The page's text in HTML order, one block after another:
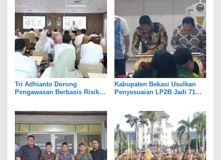
Tri Adhianto Dorong
Pengawasan Berbasis Risiko,
Kabupaten Bekasi Usulkan
Penyesuaian LP2B Jadi 71